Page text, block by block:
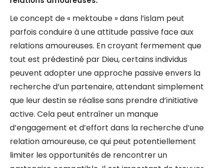
Le concept de « mektoube » dans l’islam peut
parfois conduire à une attitude passive face aux
relations amoureuses. En croyant fermement que
tout est prédestiné par Dieu, certains individus
peuvent adopter une approche passive envers la
recherche d’un partenaire, attendant simplement
que leur destin se réalise sans prendre d’initiative
active. Cela peut entraîner un manque
d’engagement et d’effort dans la recherche d’une
relation amoureuse, ce qui peut potentiellement
limiter les opportunités de rencontrer un